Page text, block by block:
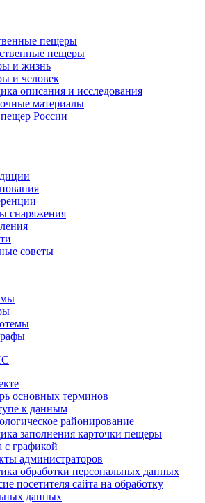
пещеры
пещеры
и жизнь
и человек
описания и исследования
материалы
России
снаряжения
советы
основных терминов
к данным
районирование
заполнения карточки пещеры
с графикой
администраторов
обработки персональных данных
посетителя сайта на обработку
данных